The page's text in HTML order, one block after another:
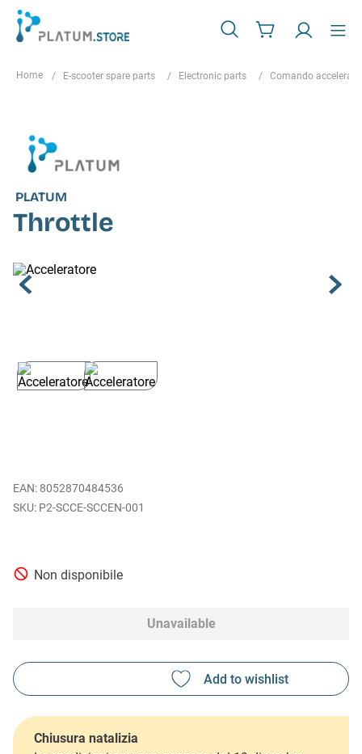
E-scooter spare parts Electronic parts Comando
PLATUM
Throttle
EAN: 8052870484536
P2-SCCE-SCCEN-001
Non disponibile
Unavailable
Chiusura natalizia